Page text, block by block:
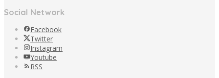
Social Network
Facebook
Twitter
Instagram
Youtube
RSS